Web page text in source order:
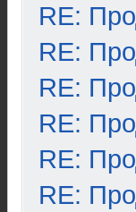
RE:
RE:
RE:
RE:
RE:
RE: